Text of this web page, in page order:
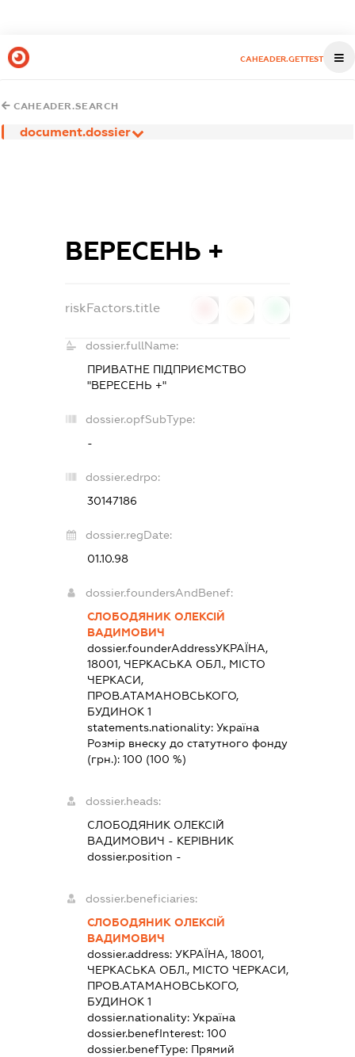
CAHEADER.GETTEST
CAHEADER.SEARCH
document.dossier
ВЕРЕСЕНЬ +
riskFactors.title
dossier.fullName:
ПРИВАТНЕ ПІДПРИЄМСТВО
"ВЕРЕСЕНЬ +"
dossier.opfSubType:
-
dossier.edrpo:
30147186
dossier.regDate:
01.10.98
dossier.foundersAndBenef:
СЛОБОДЯНИК ОЛЕКСІЙ
ВАДИМОВИЧ
dossier.founderAddressУКРАЇНА,
18001, ЧЕРКАСЬКА ОБЛ., МІСТО
ЧЕРКАСИ,
ПРОВ.АТАМАНОВСЬКОГО,
БУДИНОК 1
statements.nationality: Україна
Розмір внеску до статутного фонду
(грн.): 100 (100 %)
dossier.heads:
СЛОБОДЯНИК ОЛЕКСІЙ
ВАДИМОВИЧ - КЕРІВНИК
dossier.position -
dossier.beneficiaries:
СЛОБОДЯНИК ОЛЕКСІЙ
ВАДИМОВИЧ
dossier.address: УКРАЇНА, 18001,
ЧЕРКАСЬКА ОБЛ., МІСТО ЧЕРКАСИ,
ПРОВ.АТАМАНОВСЬКОГО,
БУДИНОК 1
dossier.nationality: Україна
dossier.benefInterest: 100
dossier.benefType: Прямий